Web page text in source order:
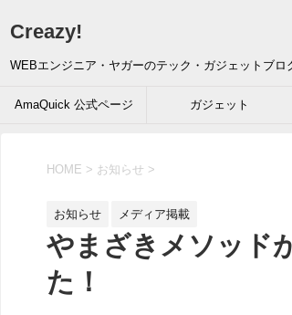
Creazy!
WEBエンジニア・ヤガーのテック・ガジェットブロ
AmaQuick 公式ページ ガジェット
HOME > お知らせ >
お知らせ メディア掲載
やまざきメソッド
た！